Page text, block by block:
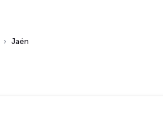
Jaén